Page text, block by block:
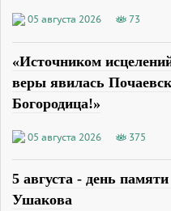
05 августа 2026 73
«Источником
веры явилась
Богородица!»
05 августа 2026 375
5 августа - день
Ушакова